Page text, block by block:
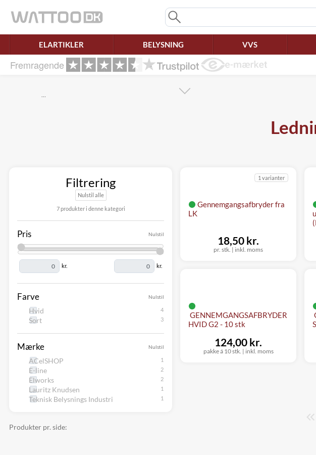
ELARTIKLER BELYSNING VVS
Fremragende
…
Filtrering
Nulstil alle
7 produkter i denne kategori
Nulstil
Pris
kr. kr.
Nulstil
Farve
Hvid
Sort
Nulstil
Mærke
ACelSHOP
E-line
Elworks
Lauritz Knudsen
Teknisk Belysnings Industri
Gennemgangsafbryder fra
LK
1 varianter
pr. stk. | inkl. moms
18,50 kr.
GENNEMGANGSAFBRYDER
HVID G2 - 10 stk
pakke á 10 stk. | inkl. moms
124,00 kr.
Produkter pr. side:
Ret samtykke!